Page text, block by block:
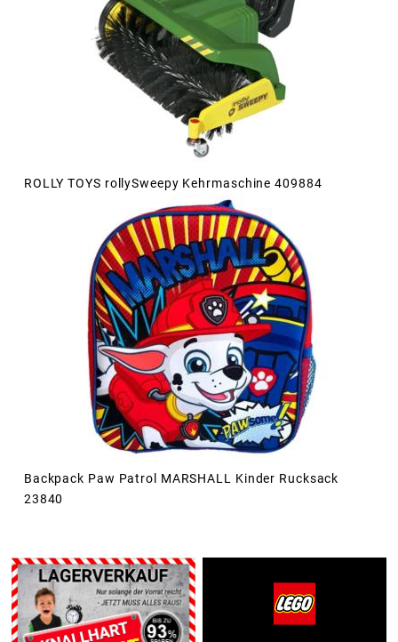
ROLLY TOYS rollySweepy Kehrmaschine 409884
Backpack Paw Patrol MARSHALL Kinder Rucksack
23840